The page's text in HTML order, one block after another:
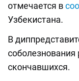
отмечается в
Узбекистана.
В
скончавшихся.